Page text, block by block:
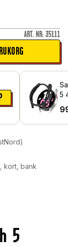
ART. NR: 35111
5
kort, bank
5